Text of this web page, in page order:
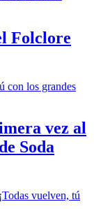
Folclore
vez al
Soda